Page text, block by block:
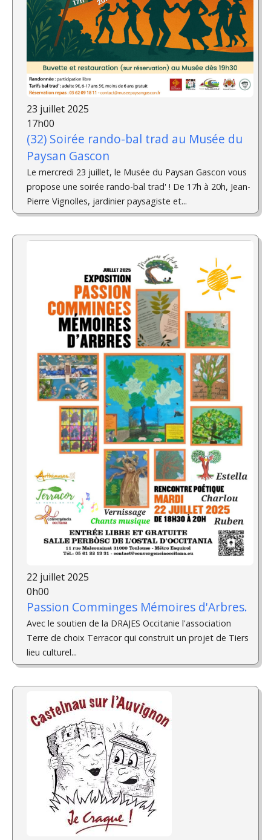
23 juillet 2025
17h00
(32) Soirée rando-bal trad au Musée du
Paysan Gascon
Le mercredi 23 juillet, le Musée du Paysan Gascon vous
propose une soirée rando-bal trad' ! De 17h à 20h, Jean-
Pierre Vignolles, jardinier paysagiste et...
22 juillet 2025
0h00
Passion Comminges Mémoires d'Arbres.
Avec le soutien de la DRAJES Occitanie l'association
Terre de choix Terracor qui construit un projet de Tiers
lieu culturel...